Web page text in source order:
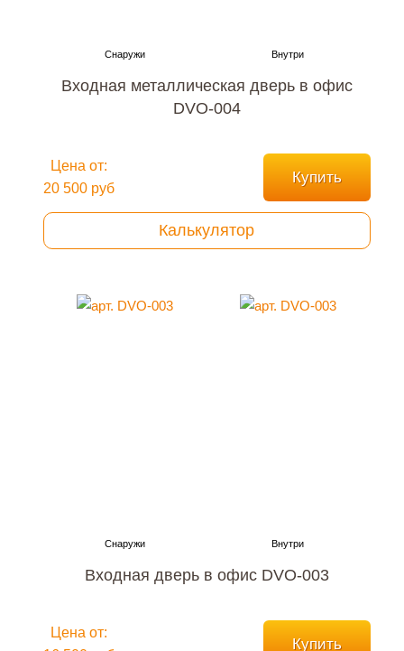
Входная металлическая дверь в офис
DVO-004
Цена от:
20 500 руб
Купить
Калькулятор
Входная дверь в офис DVO-003
Цена от:
Купить